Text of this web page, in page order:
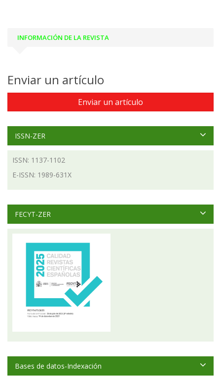
INFORMACIÓN DE LA REVISTA
Enviar un artículo
Enviar un artículo
ISSN-ZER
ISSN: 1137-1102
E-ISSN: 1989-631X
FECYT-ZER
Bases de datos-Indexación